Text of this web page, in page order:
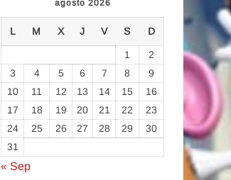
agosto 2026
L M X J V S D
1
2
3
4 5 6 7 8
9
10
11 12 13 14 15
16
17
18 19 20 21 22
23
24
25 26 27 28 29
30
31
« Sep